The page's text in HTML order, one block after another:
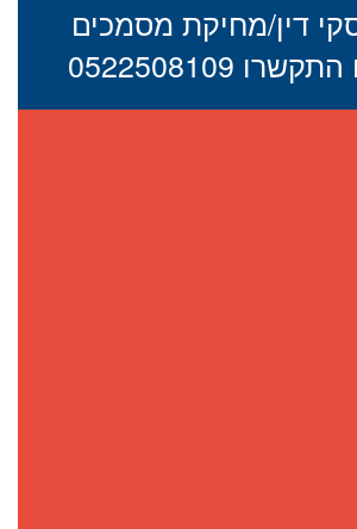
דין/מחיקת מסמכים
0522508109